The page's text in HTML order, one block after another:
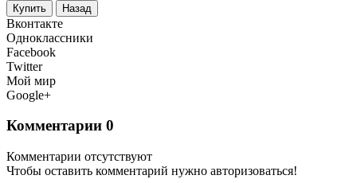
Купить Назад
Вконтакте
Одноклассники
Facebook
Twitter
Мой мир
Google+
Комментарии 0
Комментарии отсутствуют
Чтобы оставить комментарий нужно авторизоваться!